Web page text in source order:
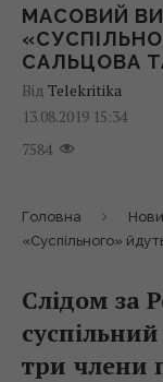
МАСОВИЙ
САЛЬЦОВА
Від Telekritika
13.08.2019 15:34
7584
Головна
«Суспільного»
Слідом за
три члени